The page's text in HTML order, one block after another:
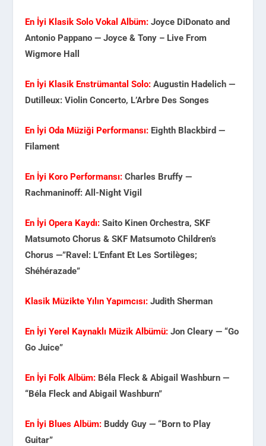
En İyi Klasik Solo Vokal Albüm: Joyce DiDonato and
Antonio Pappano — Joyce & Tony – Live From
Wigmore Hall
En İyi Klasik Enstrümantal Solo: Augustin Hadelich —
Dutilleux: Violin Concerto, L’Arbre Des Songes
En İyi Oda Müziği Performansı: Eighth Blackbird —
Filament
En İyi Koro Performansı: Charles Bruffy —
Rachmaninoff: All-Night Vigil
En İyi Opera Kaydı: Saito Kinen Orchestra, SKF
Matsumoto Chorus & SKF Matsumoto Children’s
Chorus —”Ravel: L’Enfant Et Les Sortilèges;
Shéhérazade”
Klasik Müzikte Yılın Yapımcısı: Judith Sherman
En İyi Yerel Kaynaklı Müzik Albümü: Jon Cleary — “Go
Go Juice”
En İyi Folk Albüm: Béla Fleck & Abigail Washburn —
“Béla Fleck and Abigail Washburn”
En İyi Blues Albüm: Buddy Guy — “Born to Play
Guitar”